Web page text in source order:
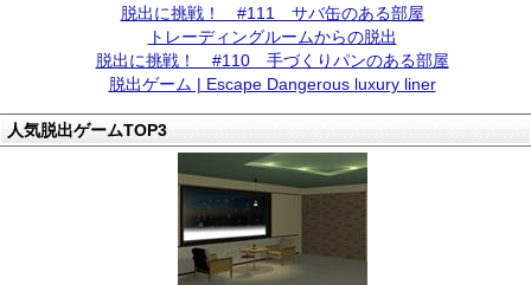
脱出に挑戦！ #111 サバ缶のある部屋
トレーディングルームからの脱出
脱出に挑戦！ #110 手づくりパンのある部屋
脱出ゲーム | Escape Dangerous luxury liner
人気脱出ゲームTOP3